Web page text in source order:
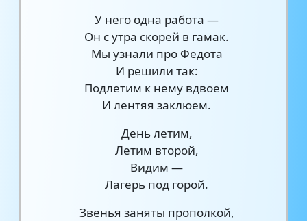
У него одна работа —
Он с утра скорей в гамак.
Мы узнали про Федота
И решили так:
Подлетим к нему вдвоем
И лентяя заклюем.
День летим,
Летим второй,
Видим —
Лагерь под горой.
Звенья заняты прополкой,